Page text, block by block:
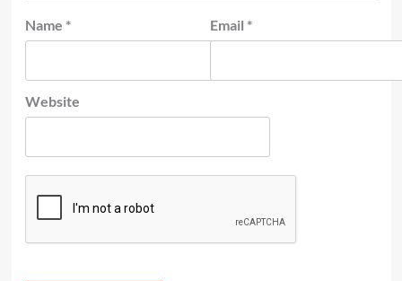
Name * Email *
Website